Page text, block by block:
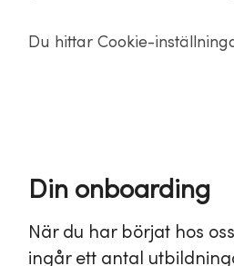
Du hittar Cookie-
Din onboarding
När du har börjat hos
ingår ett antal